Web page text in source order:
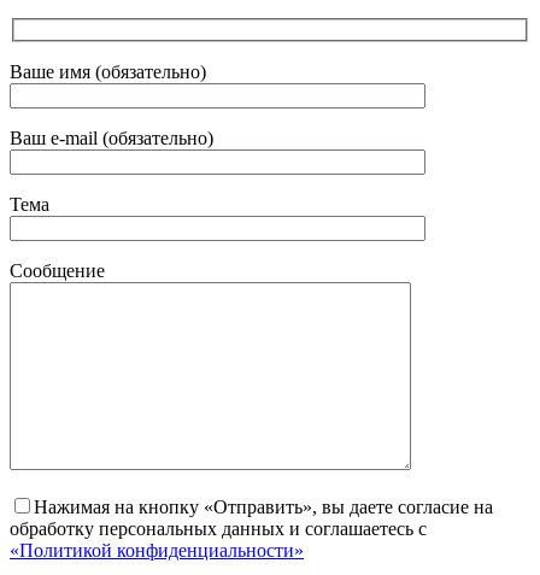
Ваше имя (обязательно)
Ваш e-mail (обязательно)
Тема
Сообщение
Нажимая на кнопку «Отправить», вы даете согласие на
обработку персональных данных и соглашаетесь с
«Политикой конфиденциальности»